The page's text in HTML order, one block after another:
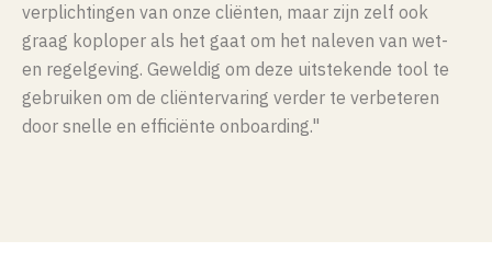
verplichtingen van onze cliënten, maar zijn zelf ook
graag koploper als het gaat om het naleven van wet-
en regelgeving. Geweldig om deze uitstekende tool te
gebruiken om de cliëntervaring verder te verbeteren
door snelle en efficiënte onboarding."